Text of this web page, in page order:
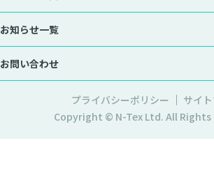
お知らせ一覧
お問い合わせ
プライバシーポリシー
サイ
Copyright © N-Tex Ltd. All Rights